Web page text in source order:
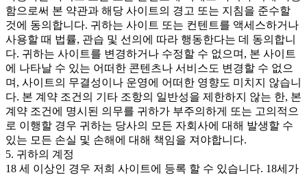
함으로써 본 약관과 해당 사이트의 경고 또는 지침을 준수할
것에 동의합니다. 귀하는 사이트 또는 컨텐트를 액세스하거나
사용할 때 법률, 관습 및 선의에 따라 행동한다는 데 동의합니
다. 귀하는 사이트를 변경하거나 수정할 수 없으며, 본 사이트
에 나타날 수 있는 어떠한 콘텐츠나 서비스도 변경할 수 없으
며, 사이트의 무결성이나 운영에 어떠한 영향도 미치지 않습니
다. 본 계약 조건의 기타 조항의 일반성을 제한하지 않는 한, 본
계약 조건에 명시된 의무를 귀하가 부주의하게 또는 고의적으
로 이행할 경우 귀하는 당사의 모든 자회사에 대해 발생할 수
있는 모든 손실 및 손해에 대해 책임을 져야합니다.
5. 귀하의 계정
18 세 이상인 경우 저희 사이트에 등록 할 수 있습니다. 18세가